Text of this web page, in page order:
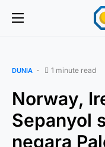
DUNIA 1 minute read
Norway,
Sepanyol
negara